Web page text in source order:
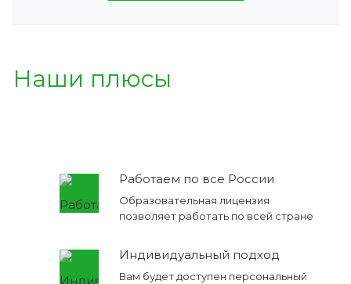
Наши плюсы
Работаем по все России
Образовательная лицензия
позволяет работать по всей стране
Индивидуальный подход
Вам будет доступен персональный